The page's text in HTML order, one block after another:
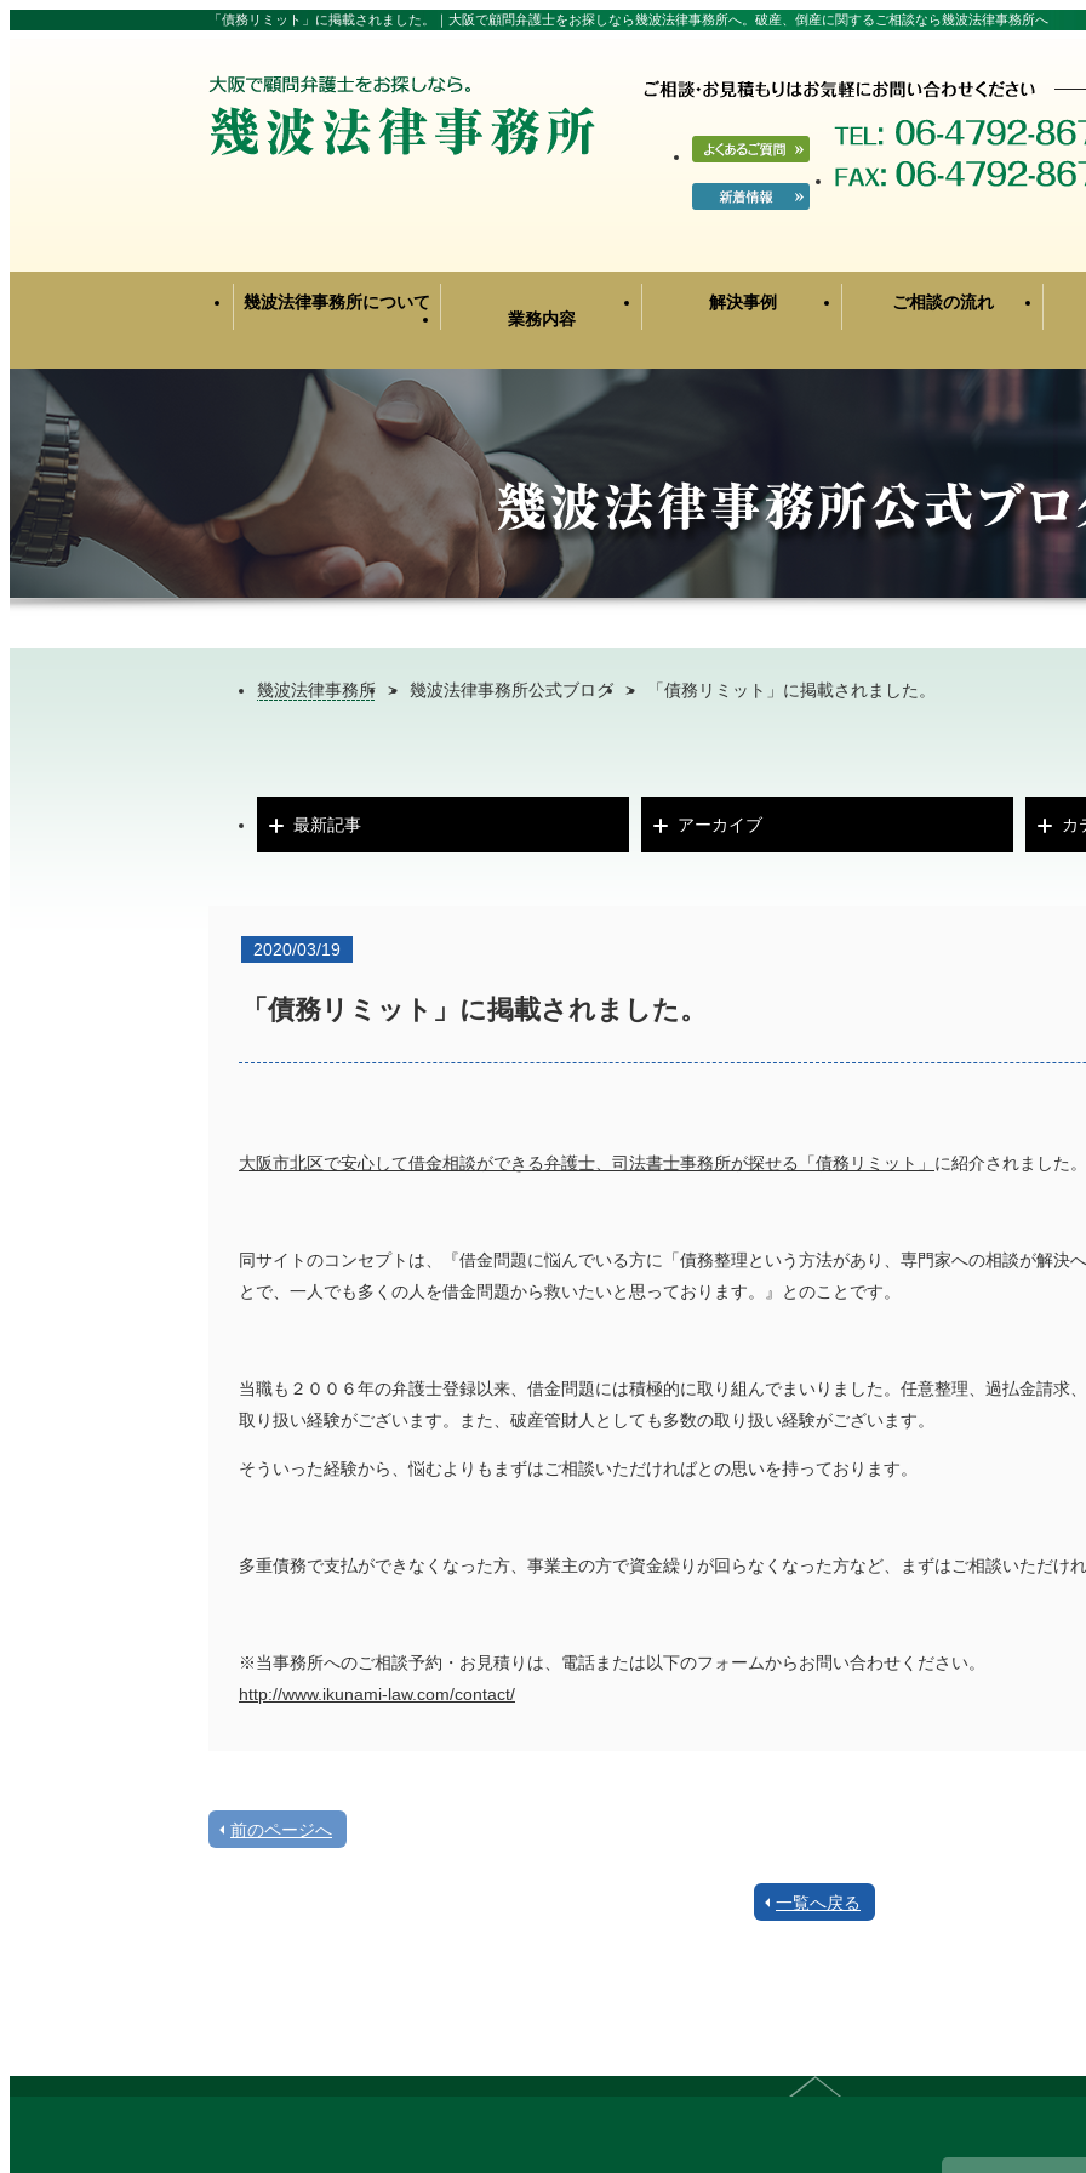
「債務リミット」に掲載されました。｜大阪で顧問弁護士をお探しなら幾波法律事務所へ。破産、倒産に関するご相談なら幾波法律事務所へ
幾波法律事務所について
業務内容
解決事例 ご相談の流れ
幾波法律事務所 > 幾波法律事務所公式ブログ > 「債務リミット」に掲載されました。
最新記事 アーカイブ カ
2020/03/19
「債務リミット」に掲載されました。
大阪市北区で安心して借金相談ができる弁護士、司法書士事務所が探せる「債務リミット」 に紹介されました。
同サイトのコンセプトは、『借金問題に悩んでいる方に「債務整理という方法があり、専門家への相談が解決
とで、一人でも多くの人を借金問題から救いたいと思っております。』とのことです。
当職も２００６年の弁護士登録以来、借金問題には積極的に取り組んでまいりました。任意整理、過払金請求
取り扱い経験がございます。また、破産管財人としても多数の取り扱い経験がございます。
そういった経験から、悩むよりもまずはご相談いただければとの思いを持っております。
多重債務で支払ができなくなった方、事業主の方で資金繰りが回らなくなった方など、まずはご相談いただけ
※当事務所へのご相談予約・お見積りは、電話または以下のフォームからお問い合わせください。
http://www.ikunami-law.com/contact/
前のページへ
一覧へ戻る